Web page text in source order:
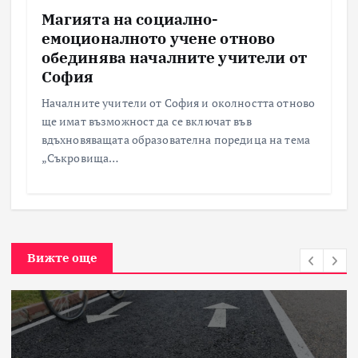
Магията на социално-
емоционалното учене отново
обединява началните учители от
София
Началните учители от София и околността отново
ще имат възможност да се включат във
вдъхновяващата образователна поредица на тема
„Съкровища…
Вижте още